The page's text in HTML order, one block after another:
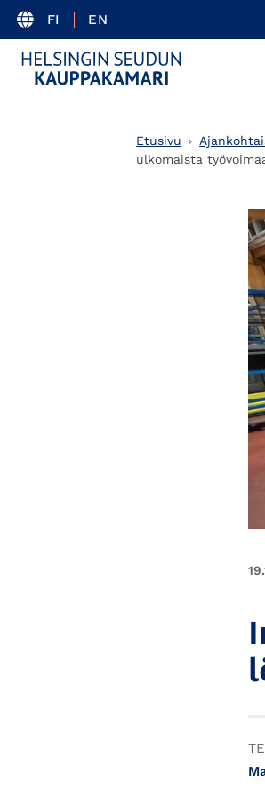
FI EN
Etusivu
ulkomaista